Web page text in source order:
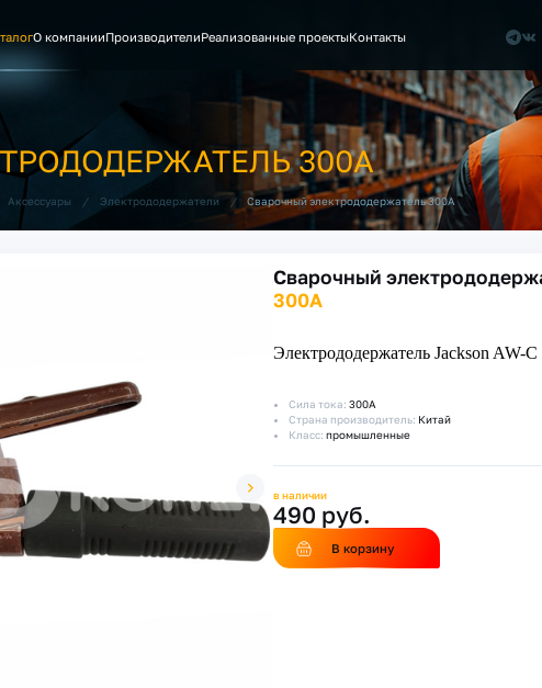
О компанииПроизводителиРеализованные проектыКонтакты
300А
Аксессуары / Электрододержатели / Сварочный электрододержатель 300А
Сварочный
300А
Электрододержатель Jackson AW-
Сила тока: 300А
Страна производитель: Китай
Класс: промышленные
в наличии
490 руб.
В корзину